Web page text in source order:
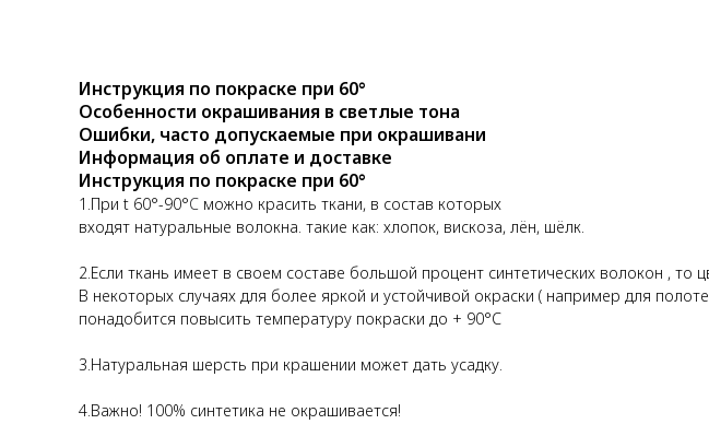
Инструкция по покраске при 60°
Особенности окрашивания в светлые тона
Ошибки, часто допускаемые при окрашивани
Информация об оплате и доставке
Инструкция по покраске при 60°
1.При t 60°-90°C можно красить ткани, в состав которых
входят натуральные волокна. такие как: хлопок, вискоза, лён, шёлк.
2.Если ткань имеет в своем составе большой процент синтетических волокон ,
В некоторых случаях для более яркой и устойчивой окраски ( например для
понадобится повысить температуру покраски до + 90°С
3.Натуральная шерсть при крашении может дать усадку.
4.Важно! 100% синтетика не окрашивается!